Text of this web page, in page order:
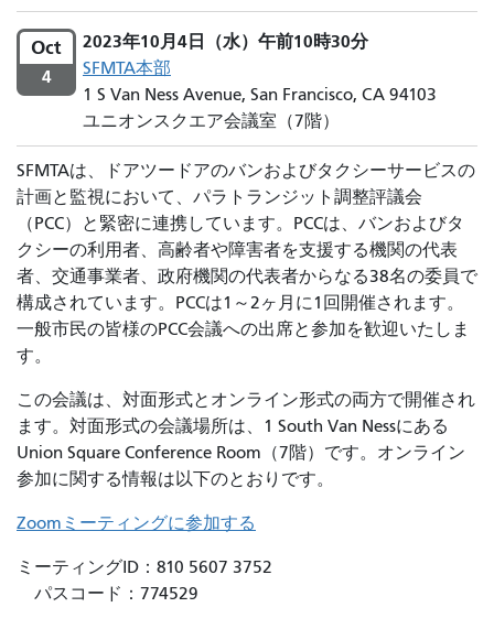
Oct
4
2023年10月4日（水）午前10時30分
SFMTA本部
1 S Van Ness Avenue, San Francisco, CA 94103
ユニオンスクエア会議室（7階）
SFMTAは、ドアツードアのバンおよびタクシーサービスの
計画と監視において、パラトランジット調整評議会
（PCC）と緊密に連携しています。PCCは、バンおよびタ
クシーの利用者、高齢者や障害者を支援する機関の代表
者、交通事業者、政府機関の代表者からなる38名の委員で
構成されています。PCCは1～2ヶ月に1回開催されます。
一般市民の皆様のPCC会議への出席と参加を歓迎いたしま
す。
この会議は、対面形式とオンライン形式の両方で開催され
ます。対面形式の会議場所は、1 South Van Nessにある
Union Square Conference Room（7階）です。オンライン
参加に関する情報は以下のとおりです。
Zoomミーティングに参加する
ミーティングID：810 5607 3752
パスコード：774529